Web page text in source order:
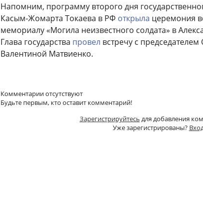
Напомним, программу второго дня
Касым-Жомарта Токаева в РФ открыла церемония
мемориалу «Могила неизвестного солдата» в
Глава государства провел встречу с
Валентиной Матвиенко.
Комментарии отсутствуют
Будьте первым, кто оставит комментарий!
Зарегистрируйтесь для добавления
Уже зарегистрированы?